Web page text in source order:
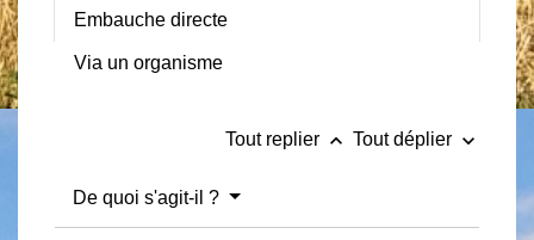
Embauche directe
Via un organisme
Tout replier keyboard_arrow_up Tout déplier keyboard_arrow_down
De quoi s'agit-il ?